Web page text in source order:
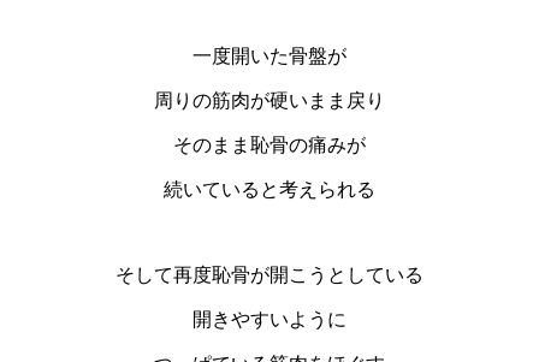
一度開いた骨盤が
周りの筋肉が硬いまま戻り
そのまま恥骨の痛みが
続いていると考えられる
そして再度恥骨が開こうとしている
開きやすいように